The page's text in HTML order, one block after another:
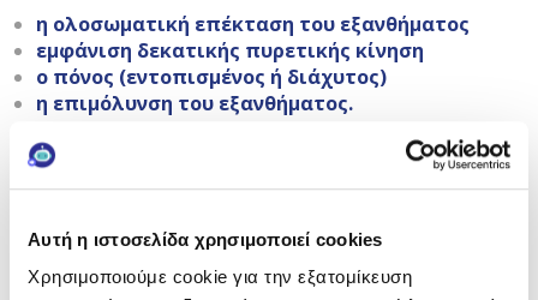
Αυτή η ιστοσελίδα χρησιμοποιεί cookies
Χρησιμοποιούμε cookie για την εξατομίκευση
η ολοσωματική επέκταση του εξανθήματος
εμφάνιση δεκατικής πυρετικής κίνηση
ο πόνος (εντοπισμένος ή διάχυτος)
η επιμόλυνση του εξανθήματος.
Σε όλες τις περιπτώσεις, η σωστή και έγκαιρη
διάγνωση ενός δερματολόγου ή αλλεργιολόγου είναι
πρόβλημα του ασθενούς.